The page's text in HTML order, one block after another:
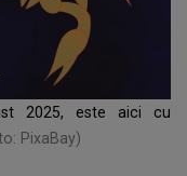
2025, este aici cu
PixaBay)